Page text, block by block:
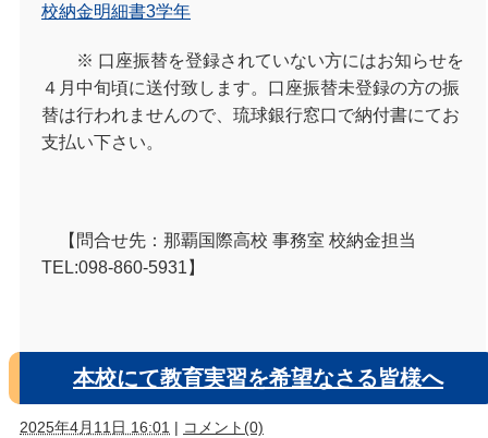
校納金明細書3学年
※ 口座振替を登録されていない方にはお知らせを
４月中旬頃に送付致します。口座振替未登録の方の振
替は行われませんので、琉球銀行窓口で納付書にてお
支払い下さい。
【問合せ先：那覇国際高校 事務室 校納金担当
TEL:098-860-5931】
本校にて教育実習を希望なさる皆様へ
2025年4月11日 16:01 | コメント(0)